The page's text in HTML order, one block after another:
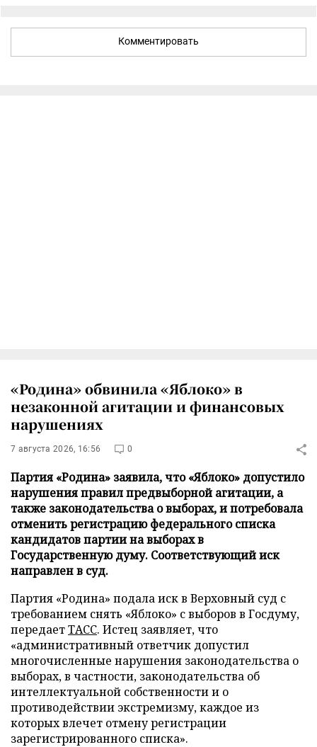
Комментировать
«Родина» обвинила «Яблоко» в
незаконной агитации и финансовых
нарушениях
7 августа 2026, 16:56 0
Партия «Родина» заявила, что «Яблоко» допустило
нарушения правил предвыборной агитации, а
также законодательства о выборах, и потребовала
отменить регистрацию федерального списка
кандидатов партии на выборах в
Государственную думу. Соответствующий иск
направлен в суд.
Партия «Родина» подала иск в Верховный суд с
требованием снять «Яблоко» с выборов в Госдуму,
передаетТАСС. Истец заявляет, что
«административный ответчик допустил
многочисленные нарушения законодательства о
выборах, в частности, законодательства об
интеллектуальной собственности и о
противодействии экстремизму, каждое из
которых влечет отмену регистрации
зарегистрированного списка».